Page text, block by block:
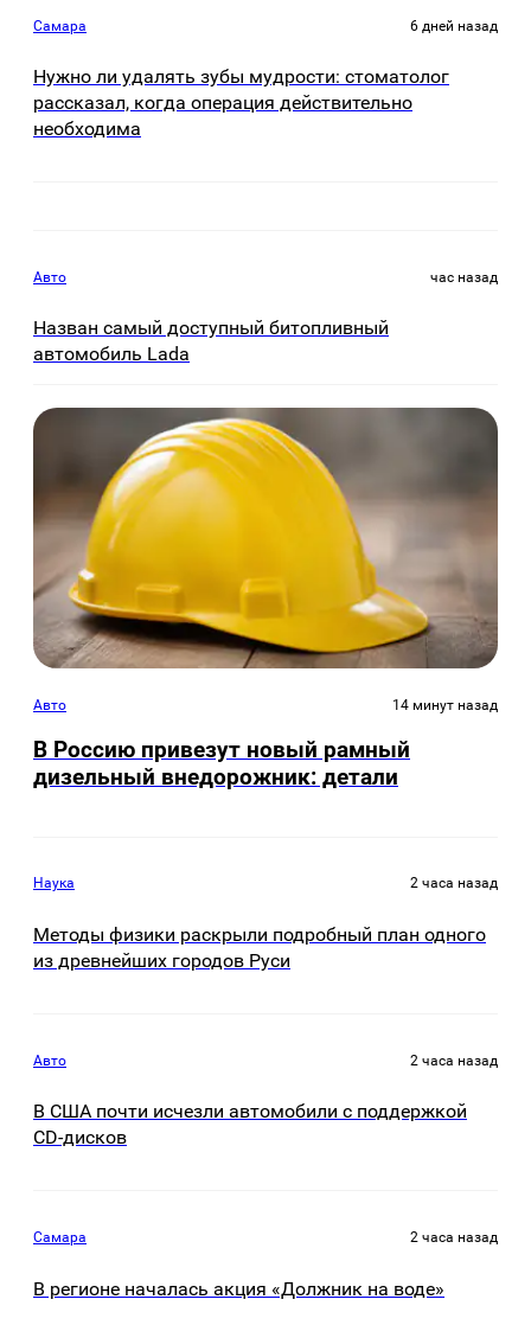
Самара 6 дней назад
Нужно ли удалять зубы мудрости: стоматолог
рассказал, когда операция действительно
необходима
Авто час назад
Назван самый доступный битопливный
автомобиль Lada
Авто 14 минут назад
В Россию привезут новый рамный
дизельный внедорожник: детали
Наука 2 часа назад
Методы физики раскрыли подробный план одного
из древнейших городов Руси
Авто 2 часа назад
В США почти исчезли автомобили с поддержкой
CD-дисков
Самара 2 часа назад
В регионе началась акция «Должник на воде»